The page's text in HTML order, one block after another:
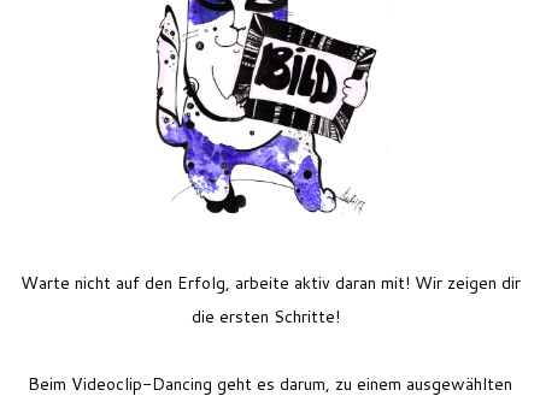
Feriencamp
Jobs
Kontakt
Warte nicht auf den Erfolg, arbeite aktiv daran mit! Wir zeigen dir
die ersten Schritte!
Beim Videoclip-Dancing geht es darum, zu einem ausgewählten